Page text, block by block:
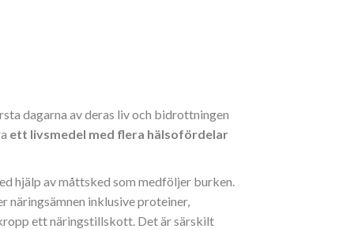
dagarna av deras liv och bidrottningen
ett livsmedel med flera hälsofördelar
hjälp av måttsked som medföljer burken.
näringsämnen inklusive proteiner,
ett näringstillskott. Det är särskilt